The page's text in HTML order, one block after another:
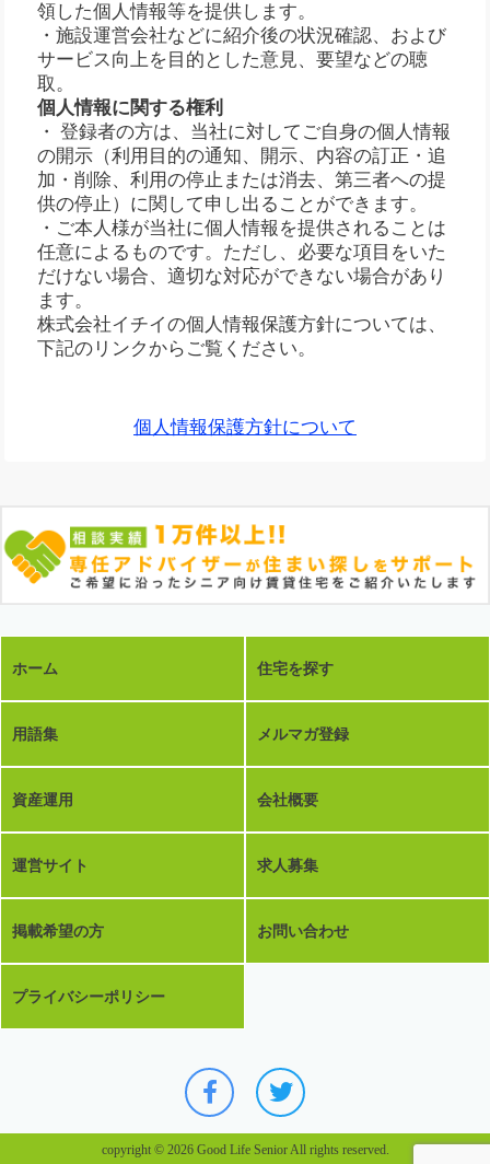
領した個人情報等を提供します。
・施設運営会社などに紹介後の状況確認、および
サービス向上を目的とした意見、要望などの聴
取。
個人情報に関する権利
・ 登録者の方は、当社に対してご自身の個人情報
の開示（利用目的の通知、開示、内容の訂正・追
加・削除、利用の停止または消去、第三者への提
供の停止）に関して申し出ることができます。
・ご本人様が当社に個人情報を提供されることは
任意によるものです。ただし、必要な項目をいた
だけない場合、適切な対応ができない場合があり
ます。
株式会社イチイの個人情報保護方針については、
下記のリンクからご覧ください。
個人情報保護方針について
ホーム 住宅を探す
用語集 メルマガ登録
資産運用 会社概要
運営サイト 求人募集
掲載希望の方 お問い合わせ
プライバシーポリシー
copyright © 2026 Good Life Senior All rights reserved.